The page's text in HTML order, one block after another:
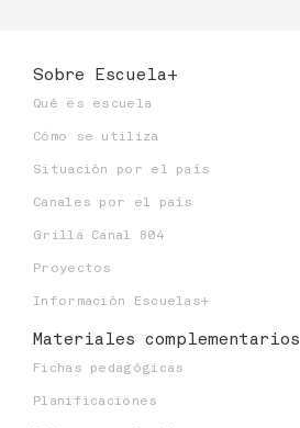
Sobre Escuela+
Qué es escuela
Cómo se utiliza
Situación por el país
Canales por el país
Grilla Canal 804
Proyectos
Información Escuelas+
Materiales complementarios
Fichas pedagógicas
Planificaciones